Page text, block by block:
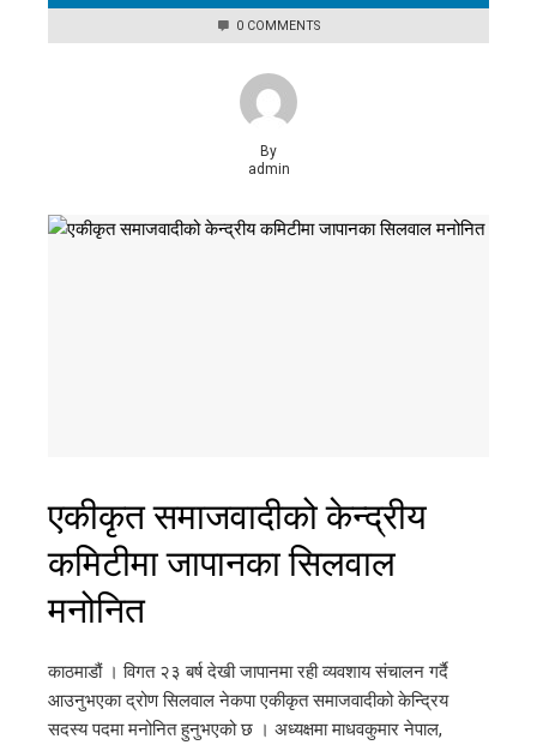
0 COMMENTS
By
admin
एकीकृत समाजवादीको केन्द्रीय
कमिटीमा जापानका सिलवाल
मनोनित
काठमाडौं । विगत २३ बर्ष देखी जापानमा रही व्यवशाय संचालन गर्दै
आउनुभएका द्रोण सिलवाल नेकपा एकीकृत समाजवादीको केन्द्रिय
सदस्य पदमा मनोनित हुनुभएको छ । अध्यक्षमा माधवकुमार नेपाल,